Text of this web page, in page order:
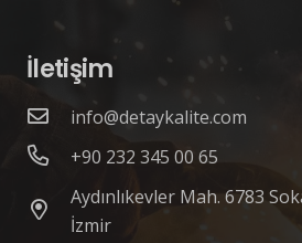
İletişim
info@detaykalite.com
+90 232 345 00 65
Aydınlıkevler Mah. 6783
İzmir